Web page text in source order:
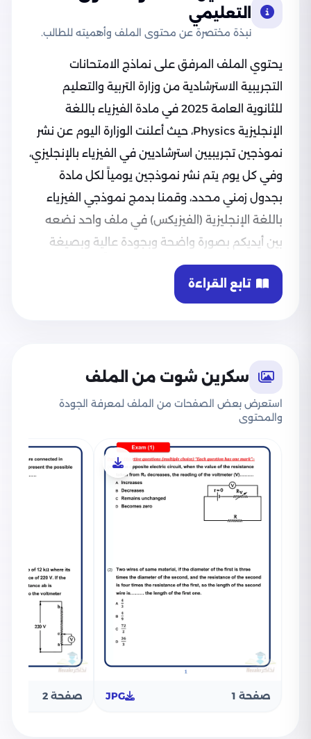
التعليمي
نبذة مختصرة عن محتوى الملف وأهميته للطالب.
يحتوي الملف المرفق على نماذج الامتحانات
التجريبية الاسترشادية من وزارة التربية والتعليم
للثانوية العامة 2025 في مادة الفيزياء باللغة
الإنجليزية Physics، حيث أعلنت الوزارة اليوم عن نشر
نموذجين تجريبيين استرشاديين في الفيزياء بالإنجليزي،
وفي كل يوم يتم نشر نموذجين يومياً لكل مادة
بجدول زمني محدد، وقمنا بدمج نموذجي الفيزياء
باللغة الإنجليزية (الفيزيكس) في ملف واحد نضعه
بين أيديكم بصورة واضحة وبجودة عالية وبصيغة
PDF متاحة للتحميل أو التصفح مجاناًً عبر موقعكم
نذاكر
استرشاديين في مادة الفيزياء باللغة الإنجليزية
Physics، ولمعاينة كل الاختبارات على حدة يمكنك
متابعة الروابط التالية:
الثانوي 2025 بصيغة PDF
للصف الثالث الثانوي 2025 بصيغة PDF من وزارة
تابع القراءة
سكرين شوت من الملف
استعرض بعض الصفحات من الملف لمعرفة الجودة
والمحتوى
صفحة 1 JPG صفحة 2